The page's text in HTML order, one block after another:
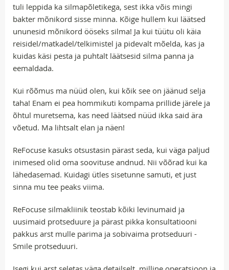
tuli leppida ka silmapõletikega, sest ikka võis mingi
bakter mõnikord sisse minna. Kõige hullem kui läätsed
ununesid mõnikord ööseks silma! Ja kui tüütu oli käia
reisidel/matkadel/telkimistel ja pidevalt mõelda, kas ja
kuidas käsi pesta ja puhtalt läätsesid silma panna ja
eemaldada.
Kui rõõmus ma nüüd olen, kui kõik see on jäänud selja
taha! Enam ei pea hommikuti kompama prillide järele ja
õhtul muretsema, kas need läätsed nüüd ikka said ära
võetud. Ma lihtsalt elan ja näen!
ReFocuse kasuks otsustasin pärast seda, kui väga paljud
inimesed olid oma soovituse andnud. Nii võõrad kui ka
lähedasemad. Kuidagi ütles sisetunne samuti, et just
sinna mu tee peaks viima.
ReFocuse silmakliinik teostab kõiki levinumaid ja
uusimaid protseduure ja pärast pikka konsultatiooni
pakkus arst mulle parima ja sobivaima protseduuri -
Smile protseduuri.